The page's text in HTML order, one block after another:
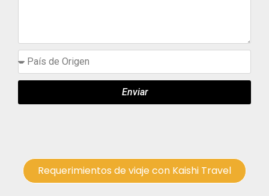
Enviar
Requerimientos de viaje con Kaishi Travel